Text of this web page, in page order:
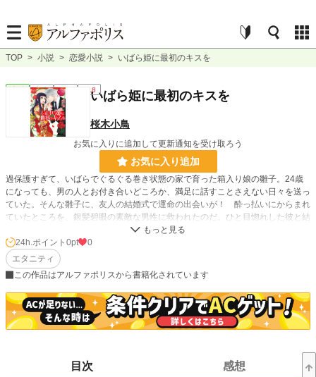
TOP > 小説 > 恋愛小説 > いばら姫に最初のキスを
完結 長編 R18いばら姫に最初のキスを
桜木小鳥
お気に入りに追加して更新通知を受け取ろう
お気に入り追加
過保護すぎて、いばらでぐるぐる巻き状態の家で育った箱入り娘の雛子。24歳
になっても、男の人とお付き合いどころか、満足に話すことさえない日々を送っ
ていた。そんな雛子に、友人の結婚式で運命の出会いが！ 酔っ払いにからまれ
ていたところを、銀髪碧眼の素敵な男性に救われたのだ。ひと目惚れした彼と結
ばれるべく、雛子は大奮闘を開始。けれど、その頑張りはおかしな方を向いてい
て……!? 呉服店のお嬢様と元軍人の、とってもキュートなラブストーリー！
小説 228,744 位 / 228,744 件
恋愛 66,363 位 / 66,363 件
お気に入り 20
文字数(レンタル含む)
24h.ポイント 0pt
0
エタニティ
この作品はアルファポリスから書籍化されています
目次 感想